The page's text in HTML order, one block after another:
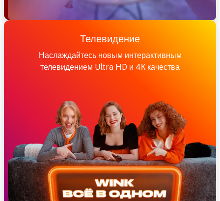
Телевидение
Наслаждайтесь новым интерактивным
телевидением Ultra HD и 4К качества